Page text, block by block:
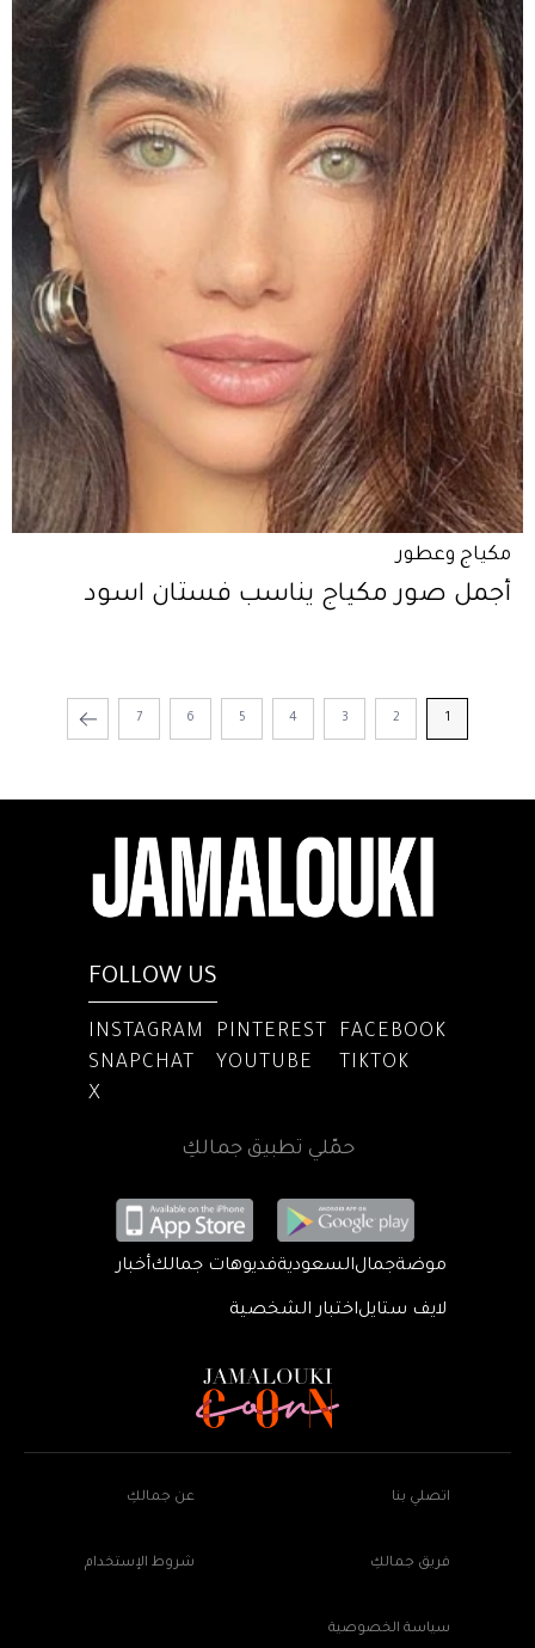
مكياج وعطور
أجمل صور مكياج يناسب فستان اسود
1
2
3
4
5
6
7
FOLLOW US
INSTAGRAM PINTEREST
FACEBOOK
SNAPCHAT
YOUTUBE
TIKTOK
X
حمّلي تطبيق جمالكِ
موضةجمالالسعوديةفديوهات جمالكأخبار
لايف ستايلاختبار الشخصية
اتصلي بنا عن جمالكِ
فريق جمالكِ شروط الإستخدام
سياسة الخصوصية